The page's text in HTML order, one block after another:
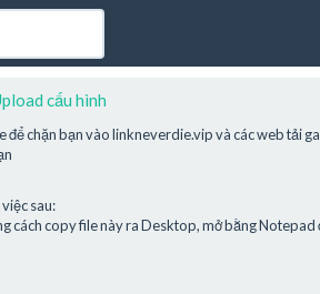
cấu hình
chặn bạn vào linkneverdie.vip và các web tải
sau:
copy file này ra Desktop, mở bằng Notepad